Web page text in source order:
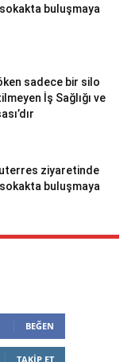
buluşmaya
sadece bir silo
İş Sağlığı ve
ziyaretinde
buluşmaya
BEĞEN
TAKIP ET